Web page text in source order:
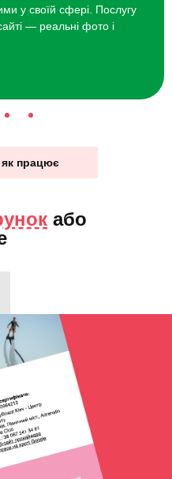
у своїй сфері. Послугу
— реальні фото і
працює
або